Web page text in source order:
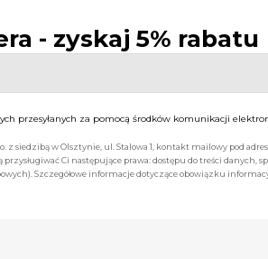
- zyskaj 5% rabatu
przesyłanych za pomocą środków komunikacji
siedzibą w Olsztynie, ul. Stalowa 1, kontakt mailowy pod
Ci następujące prawa: dostępu do treści
Szczegółowe informacje dotyczące obowiązku